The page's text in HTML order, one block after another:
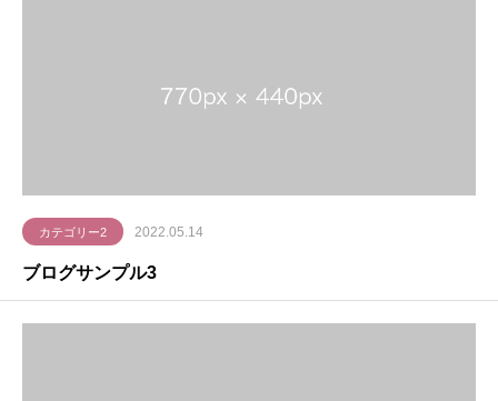
カテゴリー2 2022.05.14
ブログサンプル3